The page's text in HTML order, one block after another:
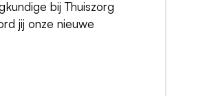
bij Thuiszorg
jij onze nieuwe